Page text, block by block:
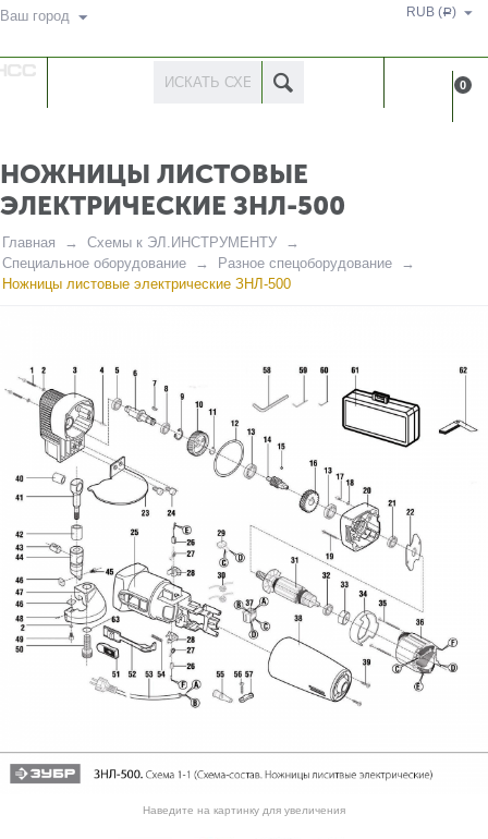
Ваш город RUB (Р)
0
НОЖНИЦЫ ЛИСТОВЫЕ
ЭЛЕКТРИЧЕСКИЕ ЗНЛ-500
Главная
Схемы к ЭЛ.ИНСТРУМЕНТУ
Специальное оборудование
Разное спецоборудование
Ножницы листовые электрические ЗНЛ-500
Наведите на картинку для увеличения